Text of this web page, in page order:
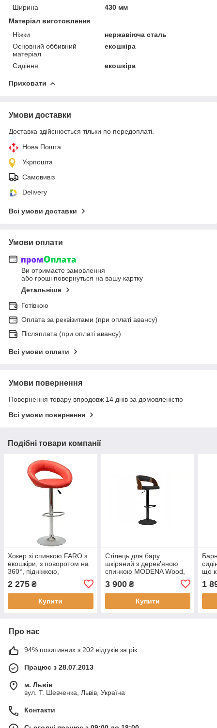
Ширина
430 мм
Матеріал виготовлення
Ніжки
нержавіюча сталь
Основний оббивний
матеріал
екошкіра
Сидіння екошкіра
Приховати
Умови доставки
Доставка здійснюється тільки по передоплаті.
Нова Пошта
Укрпошта
Самовивіз
Delivery
Всі умови доставки
Умови оплати
Ви отримаєте замовлення
або гроші повернуться на вашу картку
Детальніше
Готівкою
Оплата за реквізитами (при оплаті авансу)
Післяплата (при оплаті авансу)
Всі умови оплати
Умови повернення
Повернення товару впродовж 14 днів за домовленістю
Всі умови повернення
Подібні товари компанії
Хокер зі спинкою FARO з
екошкіри, з поворотом на
360°, підніжкою,
колір червоний
2 275 ₴
Купити
Стілець для бару
шкіряний з дерев'яною
спинкою MODENA Wood,
механізм газліфт, поворот
на 360 °, колір чорний
3 900₴
Купити
що
64-
1
Про нас
94% позитивних з 202 відгуків за рік
Працює з 28.07.2013
м. Львів
вул. Т. Шевченка, Львів, Україна
Контакти